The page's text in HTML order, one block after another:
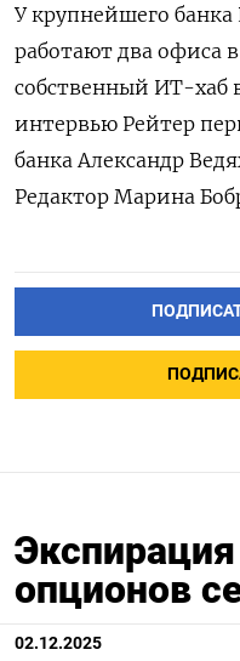
У крупнейшего
работают два офиса
собственный ИТ-хаб
интервью Рейтер
банка Александр
Редактор Марина
опционов
02.12.2025